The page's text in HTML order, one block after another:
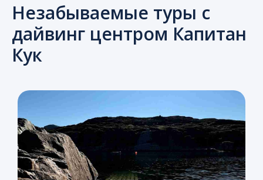
Незабываемые туры с
дайвинг центром Капитан
Кук